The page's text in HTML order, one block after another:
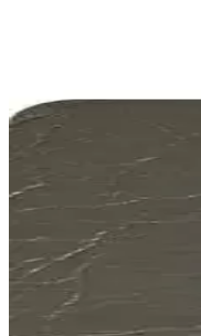
Bosch Fiat Egea
Bosch tarafından
Toyota Auris için
Toyota Auris için özel
Valeo Fiat Linea
Valeo Fiat Linea silecek